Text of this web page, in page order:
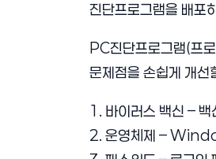
진단프로그램을 배포
PC진단프로그램(프
문제점을 손쉽게 개선
1. 바이러스 백신 –
2. 운영체제 –